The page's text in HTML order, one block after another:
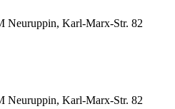
Karl-Marx-Str. 82
Karl-Marx-Str. 82